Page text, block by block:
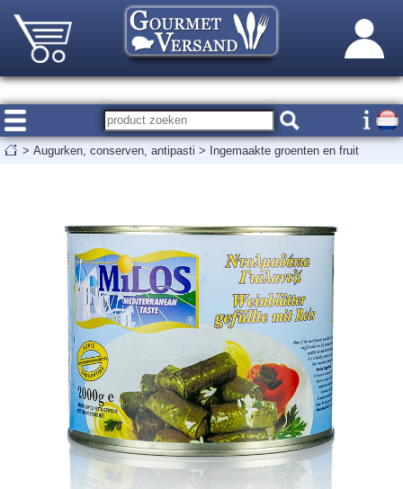
> Augurken, conserven, antipasti > Ingemaakte groenten en fruit